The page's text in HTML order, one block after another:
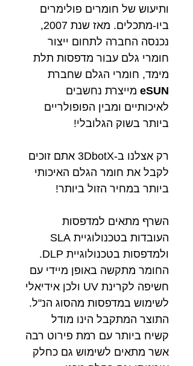
ותיעוש של חומרים פולימרים
ביו-מתכלים. מאז שנת 2007,
נכנסה החברה לתחום ייצור
חומרי גלם עבור מדפסות תלת
מימד, חומרי הגלם שחברת
eSUN מייצרת נחשבים
לאיכותיים ומבין הפופולריים
ביותר בשוק הגלובלי!
רק אצלנו ב-3DbotX אתם זוכים
לקבל את חומר הגלם האיכותי
ביותר במחיר הזול ביותר!
השרף מתאים למדפסות
העובדות בטכנולוגיית SLA
ולמדפסות בטכנולוגיית DLP.
החומר מתקשה באופן מיידי עם
חשיפה לקרינת UV ולכן אידיאלי
לשימוש במדפסות מהסוג הנ"ל.
התוצר המתקבל הינו מודל
קשיח ביותר עם רמת פירוט רבה
אשר מתאים לשימוש גם כחלק